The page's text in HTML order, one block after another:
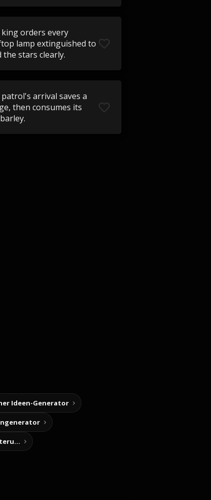
orders every
lamp extinguished to
the stars clearly.
arrival saves a
then consumes its
Ideen-Generator
Story-Notizen (Chrome-Erweiterung)